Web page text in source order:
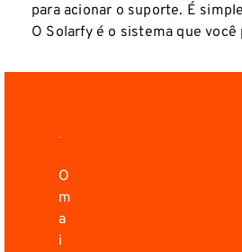
para acionar o suporte. É
O Solarfy é o sistema que
O
m
a
i